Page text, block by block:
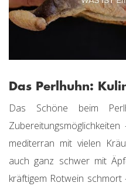
Das Perlhuhn:
Das Schöne beim
mediterran mit vielen
auch ganz schwer mit
kräftigem Rotwein